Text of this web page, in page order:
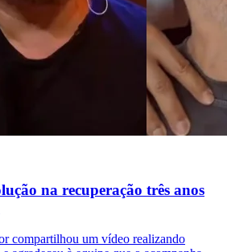
na recuperação três anos
compartilhou um vídeo realizando